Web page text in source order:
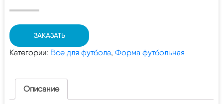
ЗАКАЗАТЬ
Категории: Все для футбола, Форма футбольная
Описание